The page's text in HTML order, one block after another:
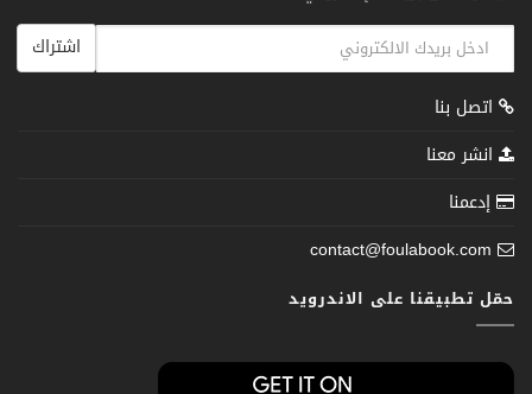
اشتراك
اتصل بنا
انشر معنا
إدعمنا
contact@foulabook.com
حمّل تطبيقنا على الاندرويد